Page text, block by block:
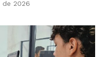
de 2026